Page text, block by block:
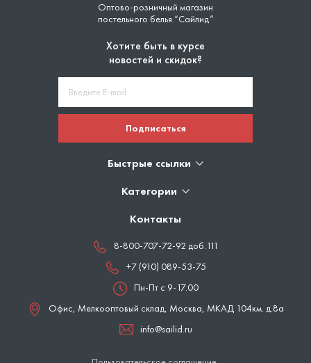
Оптово-розничный магазин
постельного белья “Сайлид”
Хотите быть в курсе
новостей и скидок?
Подписаться
Быстрые ссылки
Категории
Контакты
8-800-707-72-92 доб.111
+7 (910) 089-53-75
Пн-Пт с 9-17.00
Офис, Мелкооптовый склад, Москва, МКАД 104км. д.8а
info@sailid.ru